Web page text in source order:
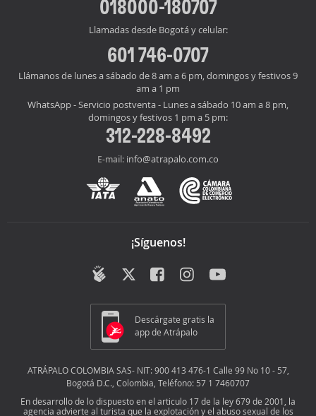
018000-180707
Llamadas desde Bogotá y celular:
601 746-0707
Llámanos de lunes a sábado de 8 am a 6 pm, domingos y festivos 9
am a 1 pm
WhatsApp - Servicio postventa - Lunes a sábado 10 am a 8 pm,
domingos y festivos 1 pm a 5 pm:
312-228-8492
E-mail: info@atrapalo.com.co
¡Síguenos!
Descárgate gratis la
app de Atrápalo
ATRÁPALO COLOMBIA SAS- NIT: 900 413 476-1 Calle 99 No 10 - 57,
Bogotá D.C., Colombia, Teléfono: 57 1 7460707
En desarrollo de lo dispuesto en el articulo 17 de la ley 679 de 2001, la
agencia advierte al turista que la explotación y el abuso sexual de los